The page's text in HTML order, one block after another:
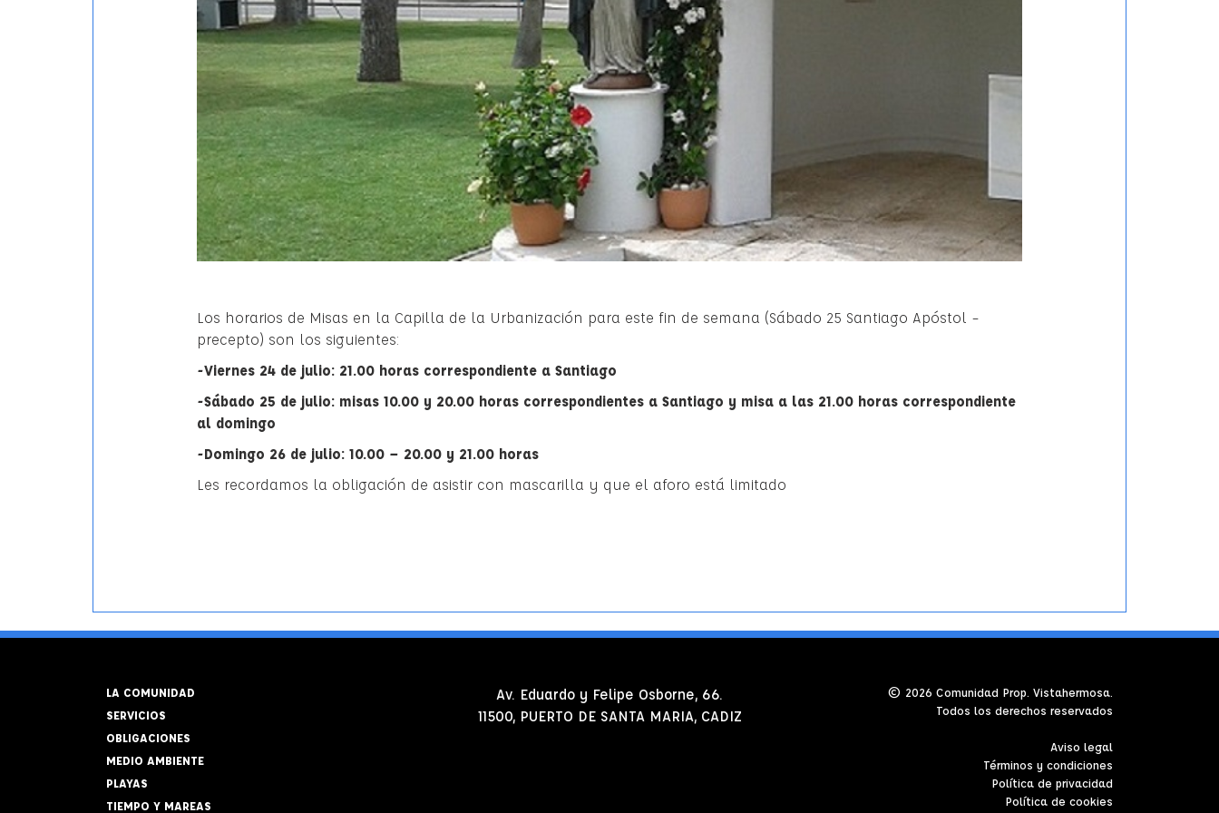
Los horarios de Misas en la Capilla de la Urbanización para este fin de semana (Sábado 25 Santiago Apóstol –
precepto) son los siguientes:
-Viernes 24 de julio: 21.00 horas correspondiente a Santiago
-Sábado 25 de julio: misas 10.00 y 20.00 horas correspondientes a Santiago y misa a las 21.00 horas correspondiente
al domingo
-Domingo 26 de julio: 10.00 – 20.00 y 21.00 horas
Les recordamos la obligación de asistir con mascarilla y que el aforo está limitado
LA COMUNIDAD
SERVICIOS
OBLIGACIONES
MEDIO AMBIENTE
PLAYAS
TIEMPO Y MAREAS
Av. Eduardo y Felipe Osborne, 66.
11500, PUERTO DE SANTA MARIA, CADIZ
© 2026 Comunidad Prop. Vistahermosa.
Todos los derechos reservados
Aviso legal
Términos y condiciones
Política de privacidad
Política de cookies